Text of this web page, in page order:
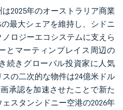
2025年のオーストラリア商業
最大シェアを維持し、シドニ
ロジーエコシステムに支えら
とマーティンプレイス周辺の
続きグローバル投資家に人気
の二次的な物件は24億米ドル
承認を加速させたことで新た
スタンシドニー空港の2026年